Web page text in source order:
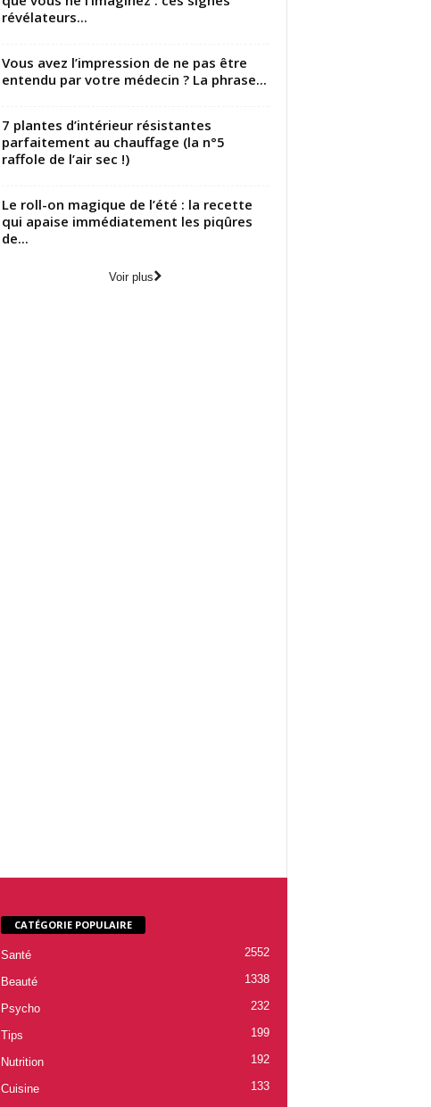
révélateurs...
Vous avez l’impression de ne pas être
entendu par votre médecin ? La phrase...
7 plantes d’intérieur résistantes
parfaitement au chauffage (la n°5
raffole de l’air sec !)
Le roll-on magique de l’été : la recette
qui apaise immédiatement les piqûres
de...
Voir plus
CATÉGORIE POPULAIRE
Santé 2552
Beauté 1338
Psycho 232
Tips 199
Nutrition 192
Cuisine
133